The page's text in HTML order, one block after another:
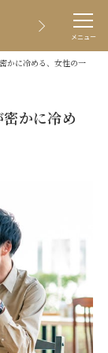
メニュー
かに冷める、女性の一
かに冷め